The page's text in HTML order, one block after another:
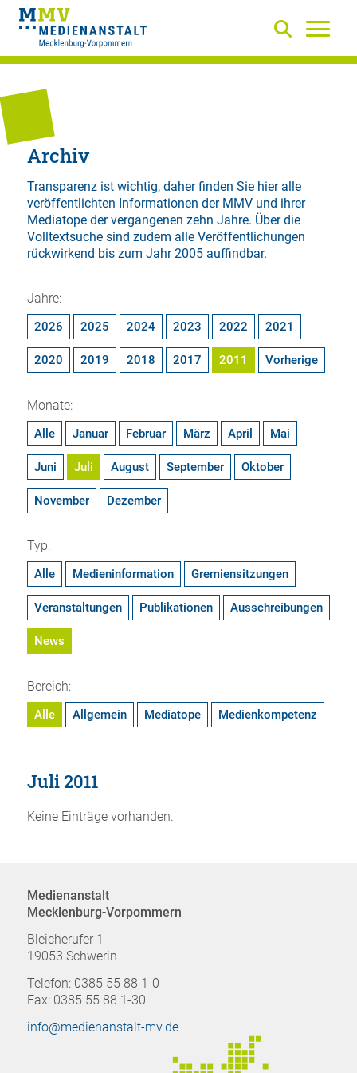
Archiv
Transparenz ist wichtig, daher finden Sie hier alle
veröffentlichten Informationen der MMV und ihrer
Mediatope der vergangenen zehn Jahre. Über die
Volltextsuchesind zudem alle Veröffentlichungen
rückwirkend bis zum Jahr 2005 auffindbar.
Jahre:
2026 2025 2024 2023 2022 2021
2020 2019 2018 2017 2011 Vorherige
Monate:
Alle Januar Februar März April Mai
Juni Juli August September Oktober
November Dezember
Typ:
Alle Medieninformation Gremiensitzungen
Veranstaltungen Publikationen Ausschreibungen
News
Bereich:
Alle Allgemein Mediatope Medienkompetenz
Juli 2011
Keine Einträge vorhanden.
Medienanstalt
Mecklenburg-Vorpommern
Bleicherufer 1
19053 Schwerin
Telefon: 0385 55 88 1-0
Fax: 0385 55 88 1-30
info@medienanstalt-mv.de